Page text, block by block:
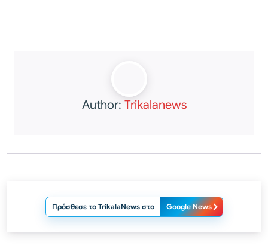
Author: Trikalanews
Πρόσθεσε το TrikalaNews στο Google News